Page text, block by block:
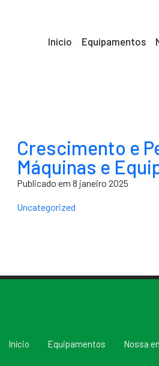
Início Equipamentos
Crescimento e
Máquinas e
Publicado em 8 janeiro 2025
Uncategorized
Início Equipamentos Nossa